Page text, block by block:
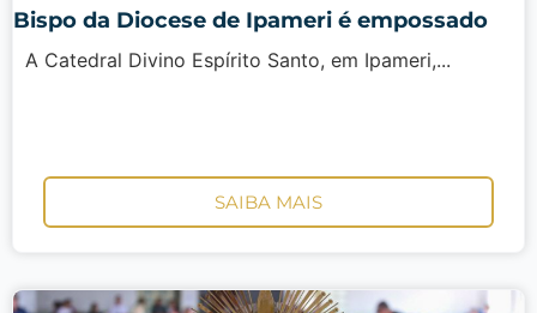
Bispo da Diocese de Ipameri é empossado
A Catedral Divino Espírito Santo, em Ipameri,...
SAIBA MAIS